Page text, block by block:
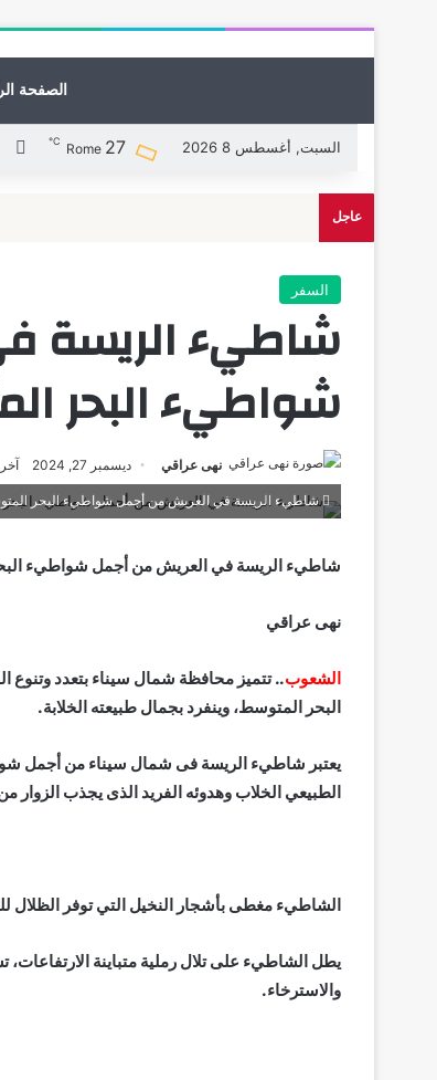
الصفحة
السبت, أغسطس 8 2026 Rome 27
℃
عاجل
السفر
شاطيء الريسة
شواطيء البحر
نهى عراقي ديسمبر 27, 2024 آخر
شاطيء الريسة في العريش من أجمل شواطيء البحر
شاطيء الريسة في العريش من أجمل شواطيء
نهى عراقي
الشعوب.. تتميز محافظة شمال سيناء بتعدد وتنوع
البحر المتوسط، وينفرد بجمال طبيعته الخلابة.
يعتبر شاطيء الريسة فى شمال سيناء من أجمل
الطبيعي الخلاب وهدوئه الفريد الذى يجذب الزوار
الشاطيء مغطى بأشجار النخيل التي توفر الظلال
يطل الشاطيء على تلال رملية متباينة الارتفاعات،
والاسترخاء.